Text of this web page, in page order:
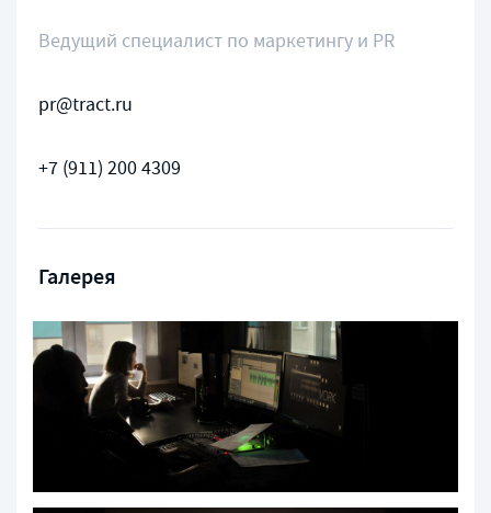
Ведущий специалист по маркетингу и PR
pr@tract.ru
+7 (911) 200 4309
Галерея